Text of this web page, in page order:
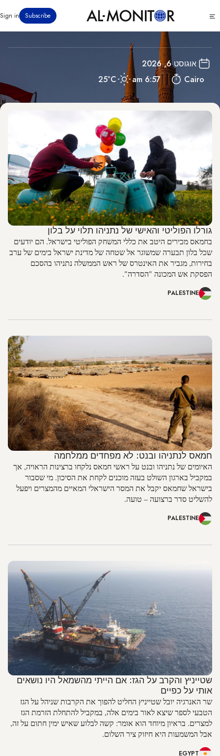
לתוכן
העיקרי
see
Subscribe
Sign in מצרים
אוגוסט 6, 2026
Cairo
6:57 am
25°C
גורלו הפוליטי והאישי של נתניהו תלוי על בלון
בחמאס מכירים היטב את כללי המשחק הפוליטי בישראל. הם יודעים
שכל בלון תבערה שמשוגר אל שטחה של מדינת ישראל בימים של ערב
בחירות, מגביר את האינטרס של ראש הממשלה נתניהו בהסכם
הפסקת אש המכונה "הסדרה".
PALESTINE
חמאס לנתניהו ובנט: לא מפחדים ממלחמה
האיומים של נתניהו ובנט על ראשי חמאס נלקחו ברצינות הראויה, אך
במקביל בארגון השולט בעזה מוכנים לקחת את הסיכון. מי שסבור
בישראל שחמאס יקבל את המסר הישראלי המאיים מהמצרים ויפעל
להשליט סדר ברצועה – טועה.
PALESTINE
שטייניץ והקרב על הגז: אם הייתי מהשמאל היו נושאים
אותי על כפיים
שר האנרגיה יובל שטייניץ החליט להפוך את הקרבות שניהל על הגז
הטבעי לספר שיצא לאור בימים אלה, במקביל להתחלת הזרמת הגז
למצרים. בראיון מיוחד הוא אומר: קשה לבלוע שאיש ימין חתום על זה,
אבל המשמעות היא חיזוק ציר השלום.
EGYPT